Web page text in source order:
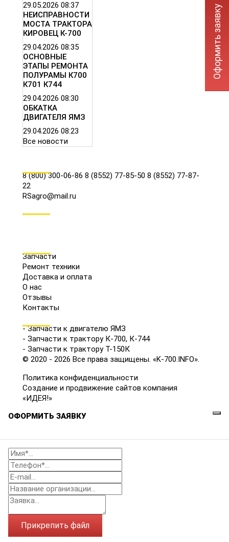
29.05.2026 08:37
НЕИСПРАВНОСТИ
МОСТА ТРАКТОРА
КИРОВЕЦ К-700
29.04.2026 08:35
ОСНОВНЫЕ
ЭТАПЫ РЕМОНТА
ПОЛУРАМЫ К700
К701 К744
29.04.2026 08:30
ОБКАТКА
ДВИГАТЕЛЯ ЯМЗ
29.04.2026 08:23
Все новости
8 (800) 300-06-86 8 (8552) 77-85-50 8 (8552) 77-87-
22
RSagro@mail.ru
Запчасти
Ремонт техники
Доставка и оплата
О нас
Отзывы
Контакты
- Запчасти к двигателю ЯМЗ
- Запчасти к трактору К-700, К-744
- Запчасти к трактору Т-150К
© 2020 - 2026 Все права защищены. «K-700.INFO».
Политика конфиденциальности
Создание и продвижение сайтов компания
«ИДЕЯ!»
Оформить заявку
ОФОРМИТЬ ЗАЯВКУ
Прикрепить файл